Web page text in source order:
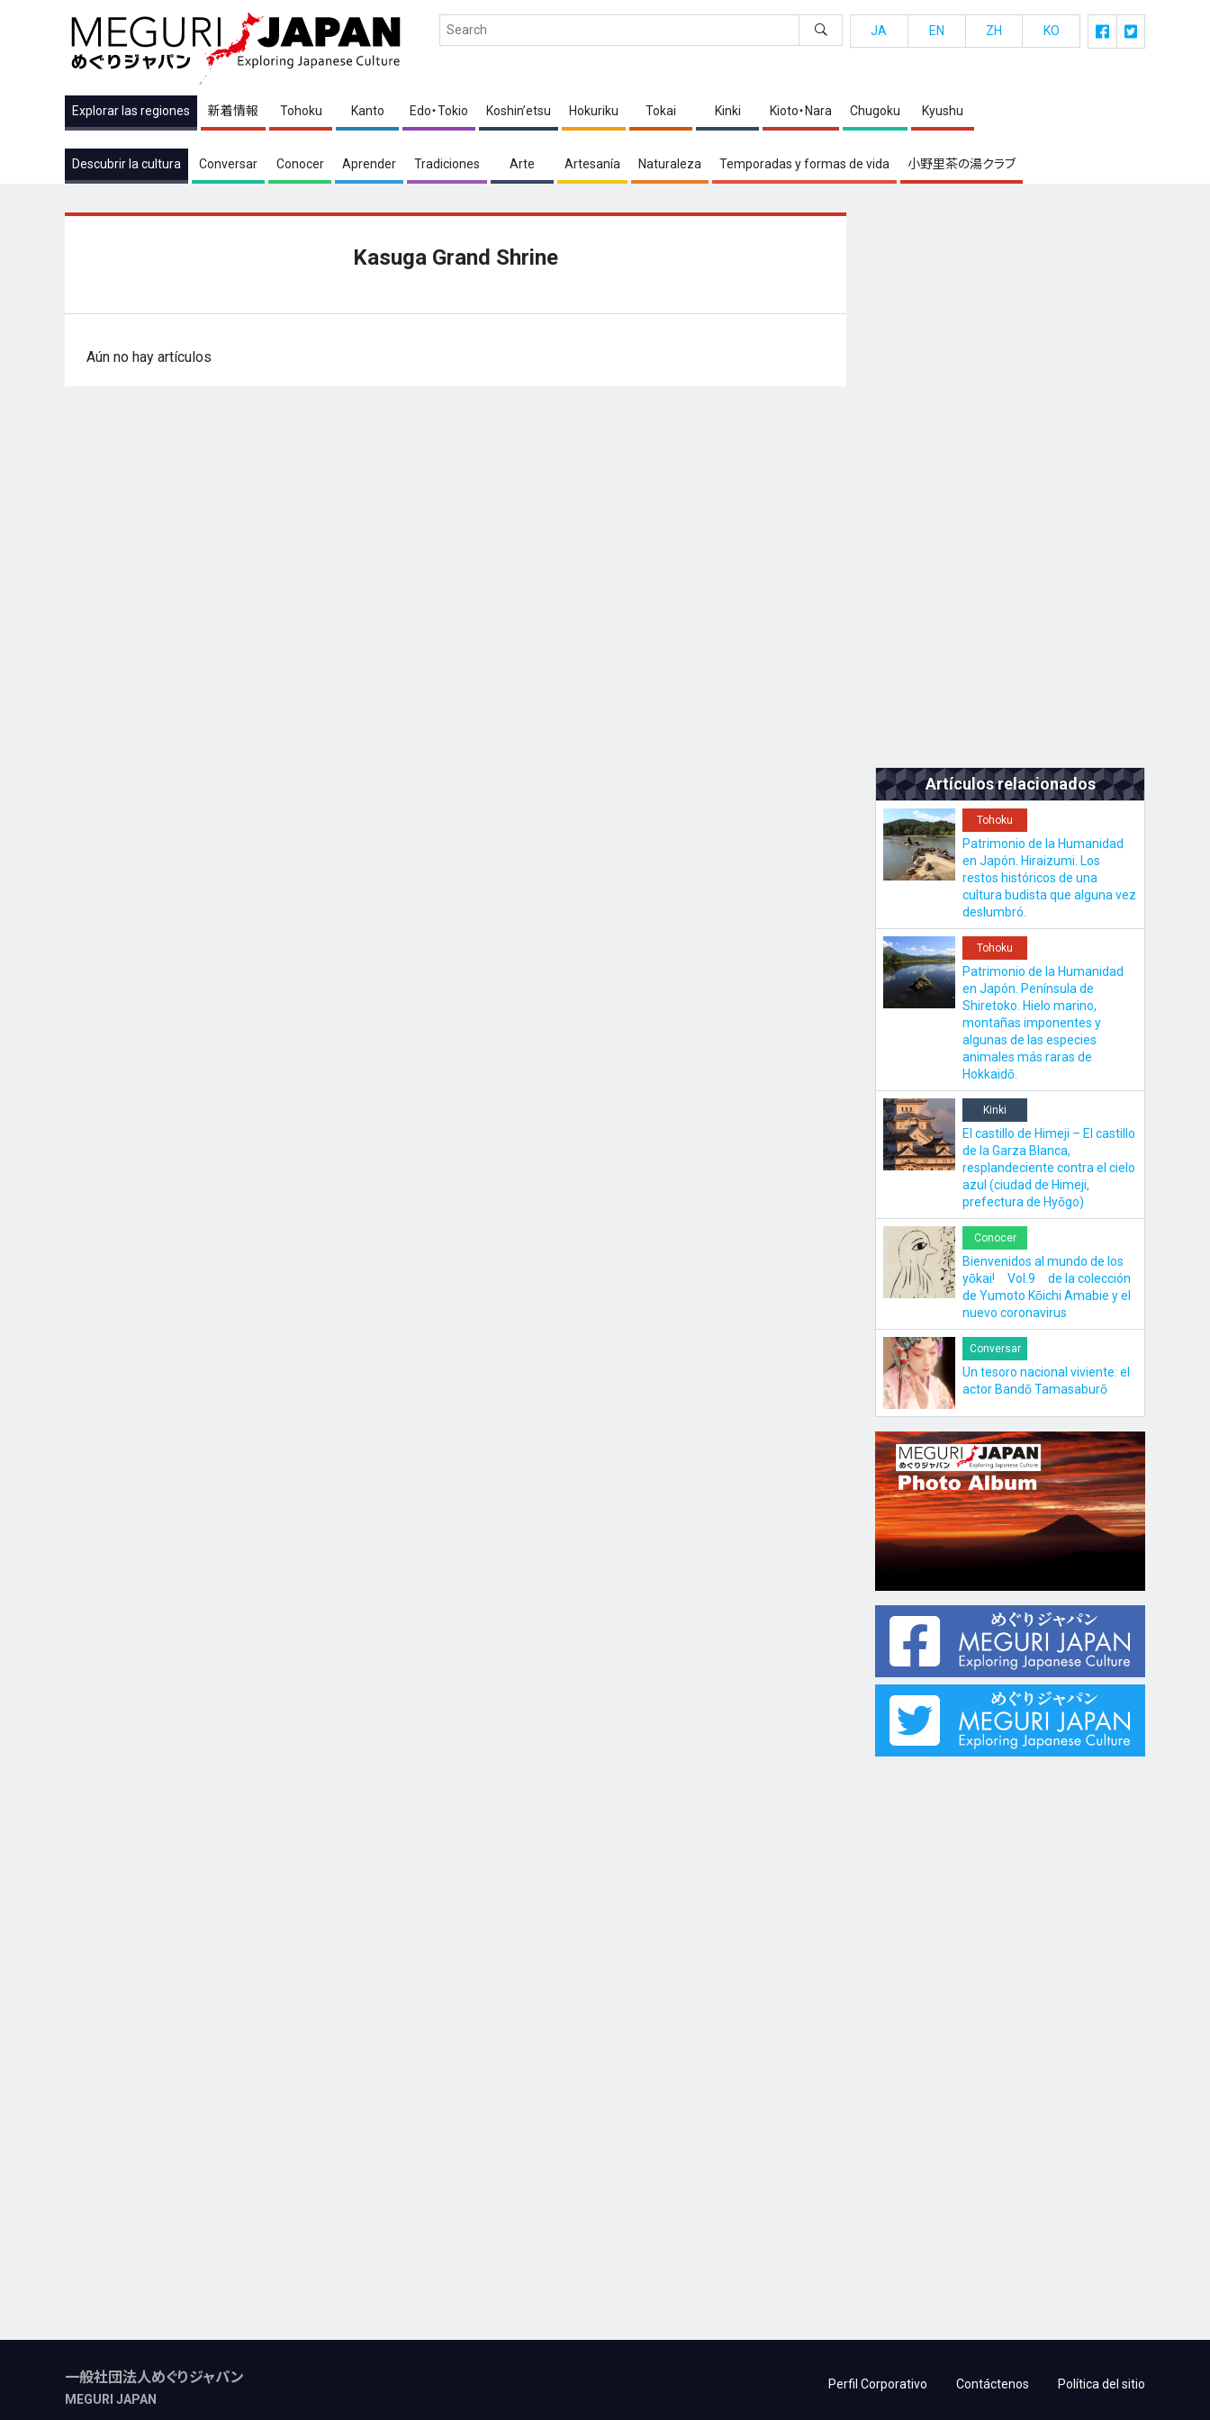
Explorar las regiones 新着情報 Tohoku Kanto Edo・Tokio Koshin’etsu Hokuriku Tokai Kinki Kioto・Nara Chugoku Kyushu
Descubrir la cultura Conversar Conocer Aprender Tradiciones Arte Artesanía Naturaleza Temporadas y formas de vida 小野里茶の湯クラブ
JA EN ZH KO
Kasuga Grand Shrine
Aún no hay artículos
Artículos relacionados
Tohoku
Patrimonio de la Humanidad
en Japón. Hiraizumi. Los
restos históricos de una
cultura budista que alguna vez
deslumbró.
Tohoku
Patrimonio de la Humanidad
en Japón. Península de
Shiretoko. Hielo marino,
montañas imponentes y
algunas de las especies
animales más raras de
Hokkaidō.
Kinki
El castillo de Himeji – El castillo
de la Garza Blanca,
resplandeciente contra el cielo
azul (ciudad de Himeji,
prefectura de Hyōgo)
Conocer
Bienvenidos al mundo de los
yōkai! Vol.9 de la colección
de Yumoto Kōichi Amabie y el
nuevo coronavirus
Conversar
Un tesoro nacional viviente: el
actor Bandō Tamasaburō
一般社団法人めぐりジャパン
MEGURI JAPAN
Perfil Corporativo Contáctenos Política del sitio